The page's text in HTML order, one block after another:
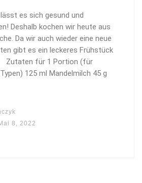
es sich gesund und
Deshalb kochen wir heute aus
Da wir auch wieder eine neue
gibt es ein leckeres Frühstück
Zutaten für 1 Portion (für
125 ml Mandelmilch 45 g
8, 2022